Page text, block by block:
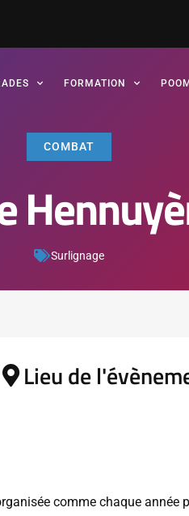
FORMATION
COMBAT
Surlignage
Lieu de
comme chaque année